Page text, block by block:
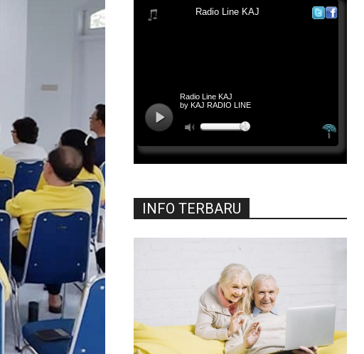
INFO TERBARU